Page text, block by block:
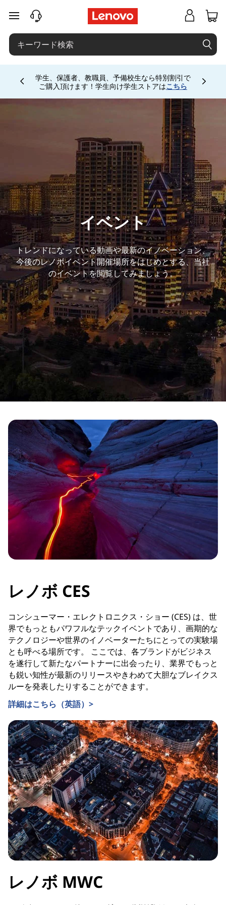
イ
ベ
ン
メインコンテンツにスキップする
学生、保護者、教職員、予備校生なら特別割引で
ご購入頂けます！学生向け学生ストアはこちら
Currently displaying item 4 of
イベント
トレンドになっている動画や最新のイノベーション、
今後のレノボイベント開催場所をはじめとする、当社
のイベントを閲覧してみましょう。
レノボ CES
コンシューマー・エレクトロニクス・ショー (CES) は、世
界でもっともパワフルなテックイベントであり、画期的な
テクノロジーや世界のイノベーターたちにとっての実験場
とも呼べる場所です。 ここでは、各ブランドがビジネス
を遂行して新たなパートナーに出会ったり、業界でもっと
も鋭い知性が最新のリリースやきわめて大胆なブレイクス
ルーを発表したりすることができます。
詳細はこちら（英語）>
レノボ MWC